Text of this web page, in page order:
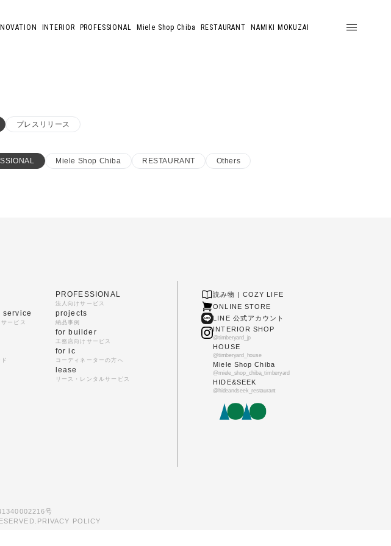
INTERIOR PROFESSIONAL Miele Shop Chiba RESTAURANT NAMIKI MOKUZAI
プレスリリース
Miele Shop Chiba RESTAURANT Others
service
ービス
PROFESSIONAL
法人向けサービス
projects
納品事例
for builder
工務店向けサービス
for ic
コーディネーターの方へ
lease
リース・レンタルサービス
読み物 | COZY LIFE
ONLINE STORE
LINE 公式アカウント
INTERIOR SHOP
@timberyard_jp
HOUSE
@timberyard_house
Miele Shop Chiba
@miele_shop_chiba_timberyard
HIDE&SEEK
@hideandseek_restaurant
号
PRIVACY POLICY